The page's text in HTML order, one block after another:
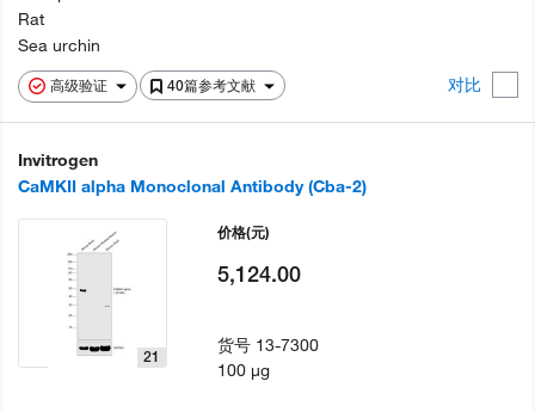
高级验证 40篇参考文献 对比
Rat
Sea urchin
Invitrogen
CaMKII alpha Monoclonal Antibody (Cba-2)
21
价格(元)
5,124.00
货号 13-7300
100 µg